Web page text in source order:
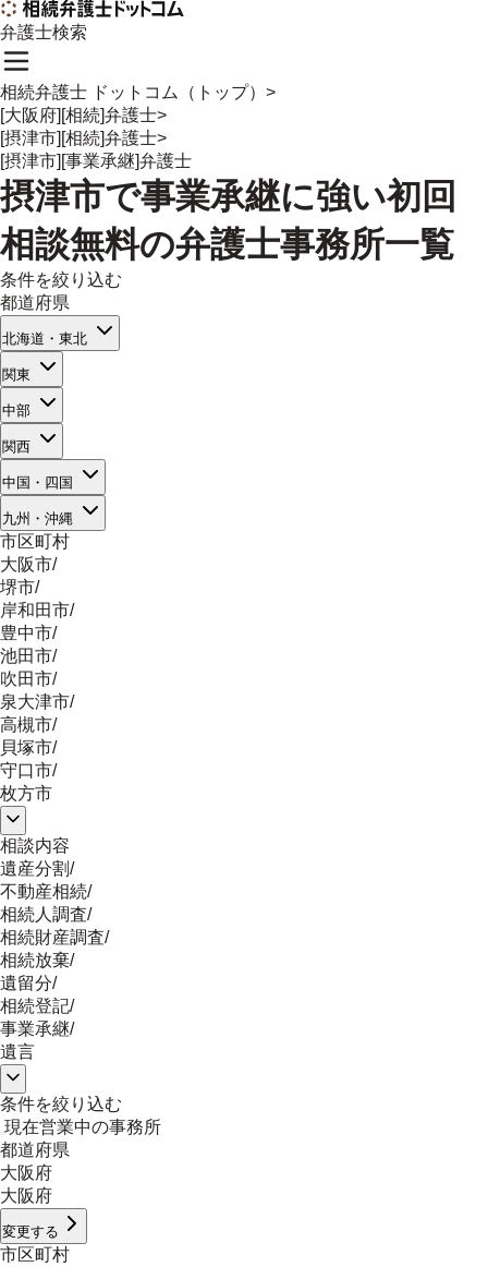
弁護士検索
相続弁護士 ドットコム（トップ） >
[大阪府][相続]弁護士>
[摂津市][相続]弁護士>
[摂津市][事業承継]弁護士
摂津市で事業承継に強い初回
相談無料の弁護士事務所一覧
条件を絞り込む
都道府県
北海道・東北
関東
中部
関西
中国・四国
九州・沖縄
市区町村
大阪市/
堺市/
岸和田市/
豊中市/
池田市/
吹田市/
泉大津市/
高槻市/
貝塚市/
守口市/
枚方市
相談内容
遺産分割/
不動産相続/
相続人調査/
相続財産調査/
相続放棄/
遺留分/
相続登記/
事業承継/
遺言
条件を絞り込む
現在営業中の事務所
都道府県
大阪府
大阪府
変更する
市区町村